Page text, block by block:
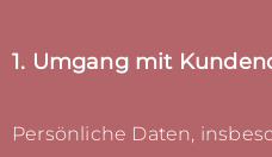
1. Umgang mit
Persönliche Daten,